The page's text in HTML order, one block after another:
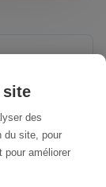
site
des
du site, pour
pour améliorer